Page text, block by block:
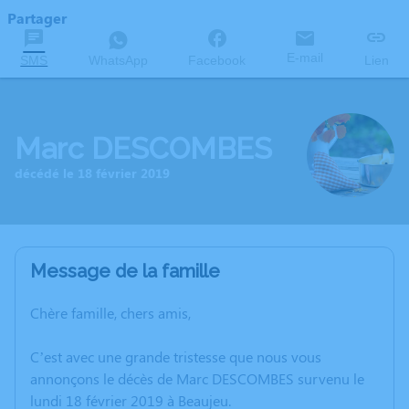
Partager
Message de la famille
Chère famille, chers amis,
C’est avec une grande tristesse que nous vous
annonçons le décès de Marc DESCOMBES survenu le
lundi 18 février 2019 à Beaujeu.